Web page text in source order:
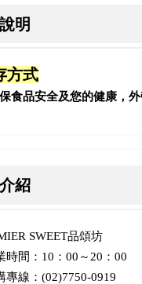
明
方式
食品安全及您的健康，
紹
SWEET品頌坊
時間：10：00～20：00
專線：(02)7750-0919